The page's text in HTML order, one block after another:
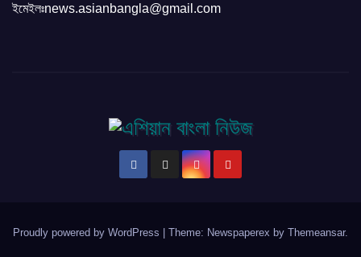
ইমেইলঃnews.asianbangla@gmail.com
Proudly powered by WordPress Theme: Newspaperex by Themeansar.